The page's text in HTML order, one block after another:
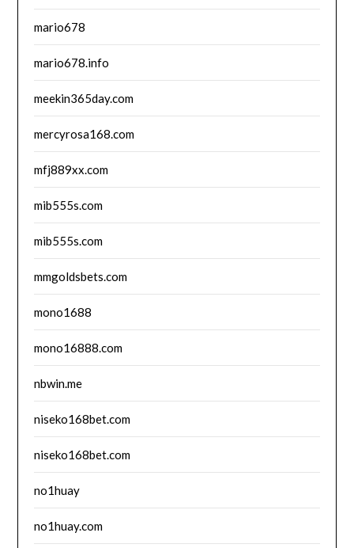
mario678
mario678.info
meekin365day.com
mercyrosa168.com
mfj889xx.com
mib555s.com
mib555s.com
mmgoldsbets.com
mono1688
mono16888.com
nbwin.me
niseko168bet.com
niseko168bet.com
no1huay
no1huay.com